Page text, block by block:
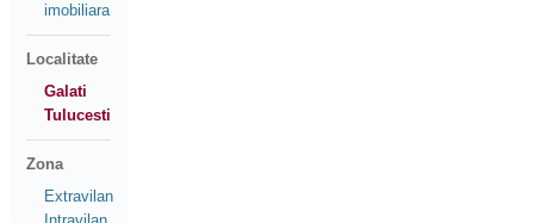
imobiliara
Localitate
Galati
Tulucesti
Zona
Extravilan